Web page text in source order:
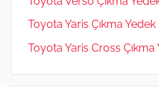
Toyota Yaris Çıkma Yedek
Toyota Yaris Cross Çıkma